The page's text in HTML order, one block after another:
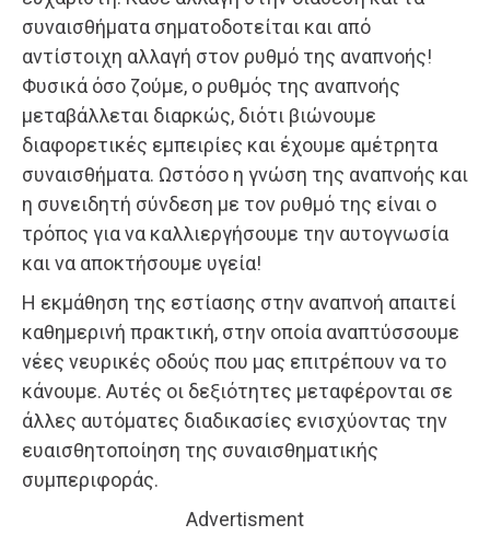
συναισθήματα σηματοδοτείται και από
αντίστοιχη αλλαγή στον ρυθμό της αναπνοής!
Φυσικά όσο ζούμε, ο ρυθμός της αναπνοής
μεταβάλλεται διαρκώς, διότι βιώνουμε
διαφορετικές εμπειρίες και έχουμε αμέτρητα
συναισθήματα. Ωστόσο η γνώση της αναπνοής και
η συνειδητή σύνδεση με τον ρυθμό της είναι ο
τρόπος για να καλλιεργήσουμε την αυτογνωσία
και να αποκτήσουμε υγεία!
Η εκμάθηση της εστίασης στην αναπνοή απαιτεί
καθημερινή πρακτική, στην οποία αναπτύσσουμε
νέες νευρικές οδούς που μας επιτρέπουν να το
κάνουμε. Αυτές οι δεξιότητες μεταφέρονται σε
άλλες αυτόματες διαδικασίες ενισχύοντας την
ευαισθητοποίηση της συναισθηματικής
συμπεριφοράς.
Advertisment